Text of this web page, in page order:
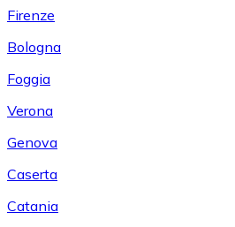
Firenze
Bologna
Foggia
Verona
Genova
Caserta
Catania